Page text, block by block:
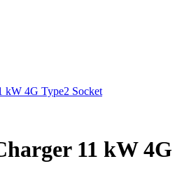
kW 4G Type2 Socket
11 kW 4G